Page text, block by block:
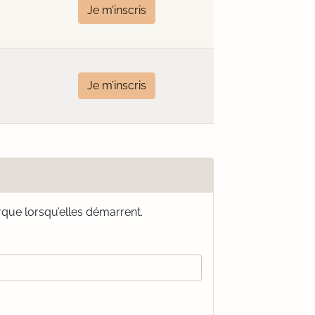
Je m’inscris
Je m’inscris
lorsqu’elles démarrent.